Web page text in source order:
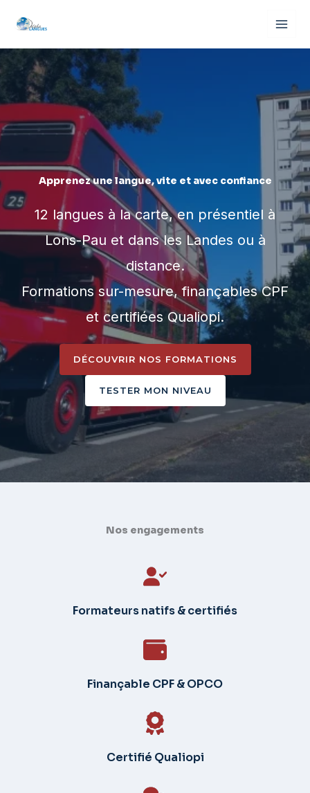
Apprenez une langue, vite et avec confiance
12 langues à la carte, en présentiel à
Lons-Pau et dans les Landes ou à
distance.
Formations sur-mesure, finançables CPF
et certifiées Qualiopi.
DÉCOUVRIR NOS FORMATIONS
TESTER MON NIVEAU
Nos engagements
Formateurs natifs & certifiés
Finançable CPF & OPCO
Certifié Qualiopi